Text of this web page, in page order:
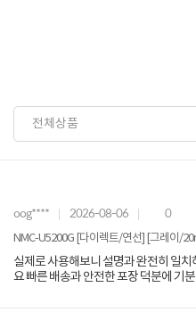
oog**** 2026-08-06 0
NMC-U5200G [다이렉트/연선] [그레이/
실제로 사용해보니 설명과 완전히 일
요 빠른 배송과 안전한 포장 덕분에 기